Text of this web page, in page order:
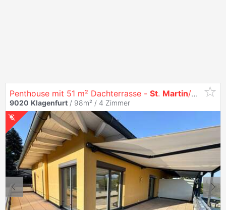
Penthouse mit 51 m² Dachterrasse - St. Martin/Kreuzbergl Provisionsfrei
9020 Klagenfurt / 98m² / 4 Zimmer